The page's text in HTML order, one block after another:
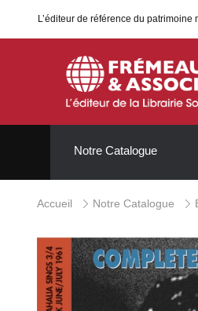
L’éditeur de référence du
Notre Catalogue
Accueil Notre Catalogue